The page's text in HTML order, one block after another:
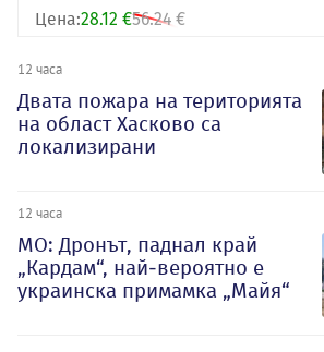
Цена:28.12 €56.24 €
12 часа
Двата пожара на територията
на област Хасково са
локализирани
12 часа
МО: Дронът, паднал край
„Кардам“, най-вероятно е
украинска примамка „Майя“